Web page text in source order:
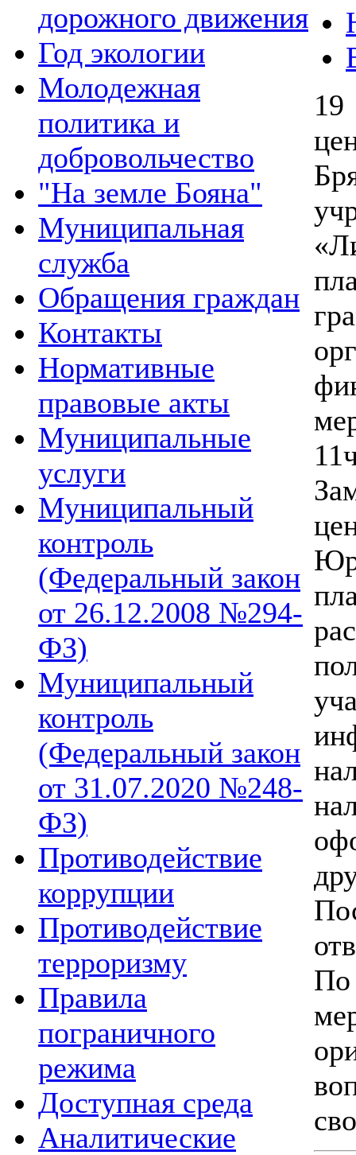
дорожного движения
Год экологии
Молодежная
политика и
добровольчество
"На земле Бояна"
Муниципальная
служба
Обращения граждан
Контакты
Нормативные
правовые акты
Муниципальные
услуги
Муниципальный
контроль
(Федеральный закон
от 26.12.2008 №294-
ФЗ)
Муниципальный
контроль
(Федеральный закон
от 31.07.2020 №248-
ФЗ)
Противодействие
коррупции
Противодействие
терроризму
Правила
пограничного
режима
Доступная среда
Аналитические